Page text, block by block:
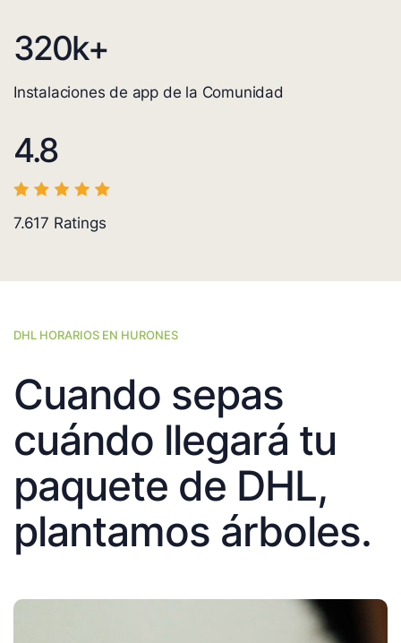
320k+
Instalaciones de app de la Comunidad
4.8
7.617 Ratings
DHL HORARIOS EN HURONES
Cuando sepas
cuándo llegará tu
paquete de DHL,
plantamos árboles.